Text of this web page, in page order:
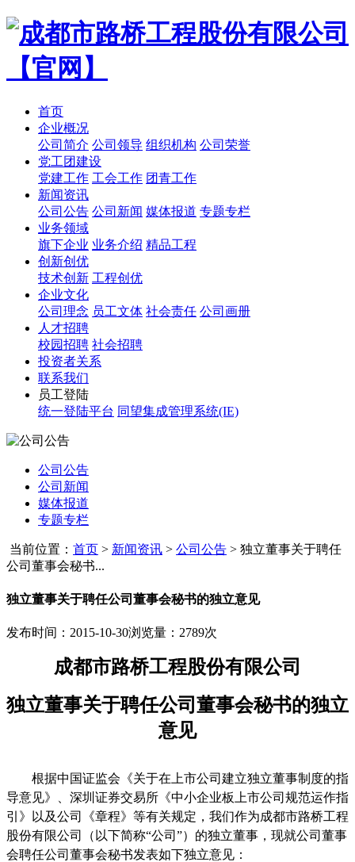
首页
企业概况
公司简介 公司领导 组织机构 公司荣誉
党工团建设
党建工作 工会工作 团青工作
新闻资讯
公司公告 公司新闻 媒体报道 专题专栏
业务领域
旗下企业 业务介绍 精品工程
创新创优
技术创新 工程创优
企业文化
公司理念 员工文体 社会责任 公司画册
人才招聘
校园招聘 社会招聘
投资者关系
联系我们
员工登陆
统一登陆平台 同望集成管理系统(IE)
公司公告
公司新闻
媒体报道
专题专栏
当前位置： 首页 > 新闻资讯 > 公司公告 > 独立董事关于聘任
公司董事会秘书...
独立董事关于聘任公司董事会秘书的独立意见
发布时间：2015-10-30浏览量：2789次
成都市路桥工程股份有限公司
独立董事关于聘任公司董事会秘书的独立
意见
根据中国证监会《关于在上市公司建立独立董事制度的指
导意见》、深圳证券交易所《中小企业板上市公司规范运作指
引》以及公司《章程》等有关规定，我们作为成都市路桥工程
股份有限公司（以下简称“公司”）的独立董事，现就公司董事
会聘任公司董事会秘书发表如下独立意见：